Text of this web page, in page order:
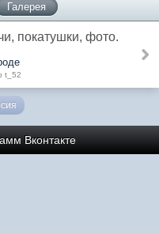
Галерея
покатушки, фото.
t_52
Вконтакте